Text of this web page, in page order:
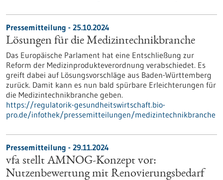
Pressemitteilung - 25.10.2024
Lösungen für die Medizintechnikbranche
Das Europäische Parlament hat eine Entschließung zur
Reform der Medizinprodukteverordnung verabschiedet. Es
greift dabei auf Lösungsvorschläge aus Baden-Württemberg
zurück. Damit kann es nun bald spürbare Erleichterungen für
die Medizintechnikbranche geben.
https://regulatorik-gesundheitswirtschaft.bio-
pro.de/infothek/pressemitteilungen/medizintechnikbranche
Pressemitteilung - 29.11.2024
vfa stellt AMNOG-Konzept vor:
Nutzenbewertung mit Renovierungsbedarf